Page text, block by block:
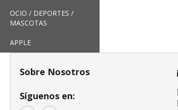
OCIO / DEPORTES /
MASCOTAS
APPLE
Sobre Nosotros
Síguenos en: